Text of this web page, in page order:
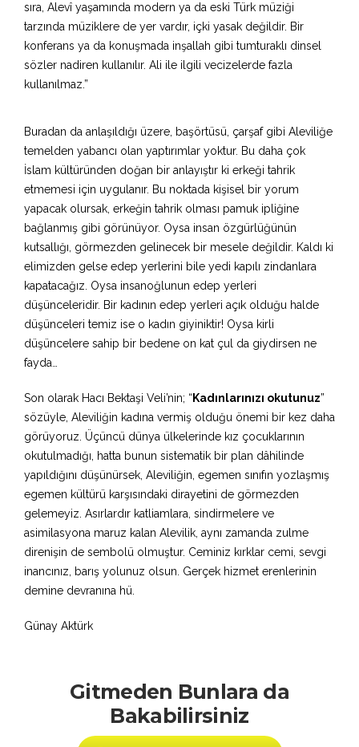
sıra, Alevî yaşamında modern ya da eski Türk müziği
tarzında müziklere de yer vardır, içki yasak değildir. Bir
konferans ya da konuşmada inşallah gibi tumturaklı dinsel
sözler nadiren kullanılır. Ali ile ilgili vecizelerde fazla
kullanılmaz.”
Buradan da anlaşıldığı üzere, başörtüsü, çarşaf gibi Aleviliğe
temelden yabancı olan yaptırımlar yoktur. Bu daha çok
İslam kültüründen doğan bir anlayıştır ki erkeği tahrik
etmemesi için uygulanır. Bu noktada kişisel bir yorum
yapacak olursak, erkeğin tahrik olması pamuk ipliğine
bağlanmış gibi görünüyor. Oysa insan özgürlüğünün
kutsallığı, görmezden gelinecek bir mesele değildir. Kaldı ki
elimizden gelse edep yerlerini bile yedi kapılı zindanlara
kapatacağız. Oysa insanoğlunun edep yerleri
düşünceleridir. Bir kadının edep yerleri açık olduğu halde
düşünceleri temiz ise o kadın giyiniktir! Oysa kirli
düşüncelere sahip bir bedene on kat çul da giydirsen ne
fayda…
Son olarak Hacı Bektaşi Veli’nin; “ Kadınlarınızı okutunuz”
sözüyle, Aleviliğin kadına vermiş olduğu önemi bir kez daha
görüyoruz. Üçüncü dünya ülkelerinde kız çocuklarının
okutulmadığı, hatta bunun sistematik bir plan dâhilinde
yapıldığını düşünürsek, Aleviliğin, egemen sınıfın yozlaşmış
egemen kültürü karşısındaki dirayetini de görmezden
gelemeyiz. Asırlardır katliamlara, sindirmelere ve
asimilasyona maruz kalan Alevilik, aynı zamanda zulme
direnişin de sembolü olmuştur. Ceminiz kırklar cemi, sevgi
inancınız, barış yolunuz olsun. Gerçek hizmet erenlerinin
demine devranına hü.
Günay Aktürk
Gitmeden Bunlara da
Bakabilirsiniz